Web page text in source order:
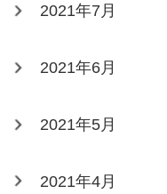
2021年7月
2021年6月
2021年5月
2021年4月